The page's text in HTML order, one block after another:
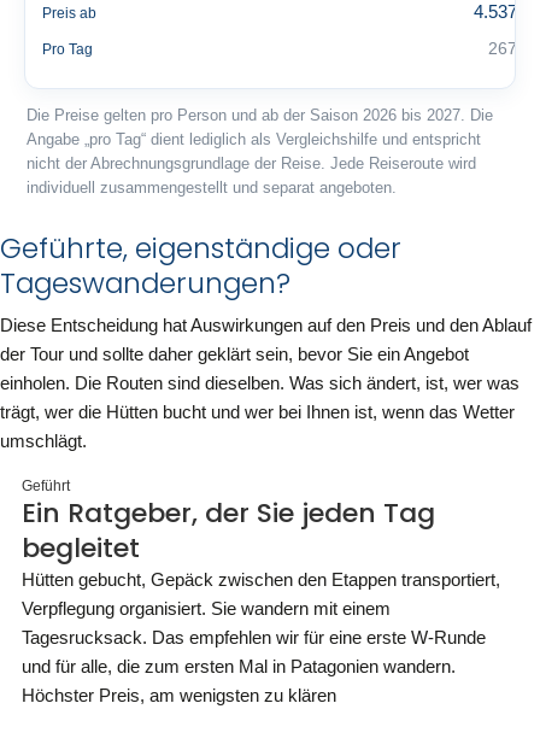
Preis ab 4.537 €
Pro Tag 267 €
Die Preise gelten pro Person und ab der Saison 2026 bis 2027. Die
Angabe „pro Tag“ dient lediglich als Vergleichshilfe und entspricht
nicht der Abrechnungsgrundlage der Reise. Jede Reiseroute wird
individuell zusammengestellt und separat angeboten.
Geführte, eigenständige oder
Tageswanderungen?
Diese Entscheidung hat Auswirkungen auf den Preis und den Ablauf
der Tour und sollte daher geklärt sein, bevor Sie ein Angebot
einholen. Die Routen sind dieselben. Was sich ändert, ist, wer was
trägt, wer die Hütten bucht und wer bei Ihnen ist, wenn das Wetter
umschlägt.
Geführt
Ein Ratgeber, der Sie jeden Tag
begleitet
Hütten gebucht, Gepäck zwischen den Etappen transportiert,
Verpflegung organisiert. Sie wandern mit einem
Tagesrucksack. Das empfehlen wir für eine erste W-Runde
und für alle, die zum ersten Mal in Patagonien wandern.
Höchster Preis, am wenigsten zu klären